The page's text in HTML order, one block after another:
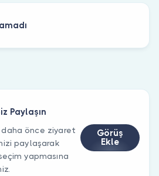
Paylaşın
daha önce ziyaret
paylaşarak
yapmasına
Görüş
Ekle